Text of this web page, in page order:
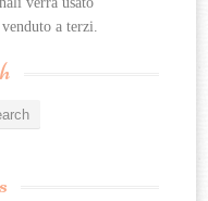
a terzi.